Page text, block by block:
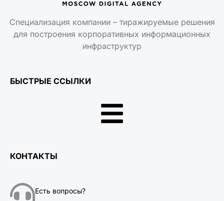
Специализация компании – тиражируемые решения
для построения корпоративных информационных
инфраструктур
БЫСТРЫЕ ССЫЛКИ
КОНТАКТЫ
Есть вопросы?